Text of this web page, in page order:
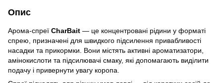
Опис
Арома-спреї CharBait — це концентровані рідини у форматі
спрею, призначені для швидкого підсилення привабливості
насадки та прикормки. Вони містять активні ароматизатори,
амінокислоти та підсилювачі смаку, які допомагають виділити
подачу і привернути увагу коропа.